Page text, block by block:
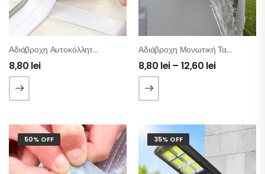
Αδιάβροχη Αυτοκόλλητη Ταινία Αρμών Στεγανοποιητική
8,80 lei
Αδιάβροχη Μονωτική Ταινία Flex Tape
8,80 lei– 12,60 lei
50% OFF 35% OFF